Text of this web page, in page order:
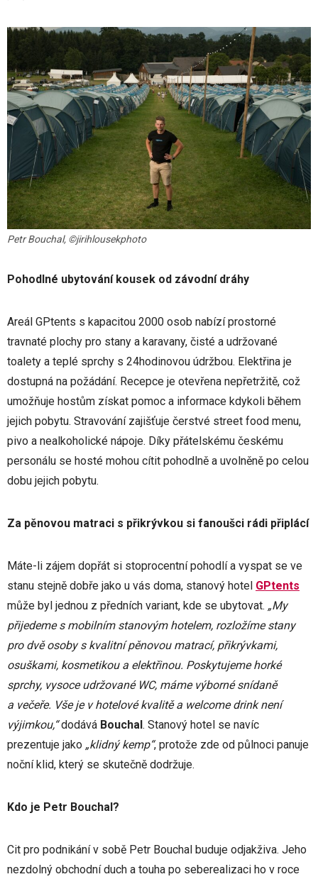
Petr Bouchal, ©jirihlousekphoto
Pohodlné ubytování kousek od závodní dráhy
Areál GPtents s kapacitou 2000 osob nabízí prostorné
travnaté plochy pro stany a karavany, čisté a udržované
toalety a teplé sprchy s 24hodinovou údržbou. Elektřina je
dostupná na požádání. Recepce je otevřena nepřetržitě, což
umožňuje hostům získat pomoc a informace kdykoli během
jejich pobytu. Stravování zajišťuje čerstvé street food menu,
pivo a nealkoholické nápoje. Díky přátelskému českému
personálu se hosté mohou cítit pohodlně a uvolněně po celou
dobu jejich pobytu.
Za pěnovou matraci s přikrývkou si fanoušci rádi připlácí
Máte-li zájem dopřát si stoprocentní pohodlí a vyspat se ve
stanu stejně dobře jako u vás doma, stanový hotel GPtents
může byl jednou z předních variant, kde se ubytovat. „My
přijedeme s mobilním stanovým hotelem, rozložíme stany
pro dvě osoby s kvalitní pěnovou matrací, přikrývkami,
osuškami, kosmetikou a elektřinou. Poskytujeme horké
sprchy, vysoce udržované WC, máme výborné snídaně
a večeře. Vše je v hotelové kvalitě a welcome drink není
výjimkou,“dodává Bouchal . Stanový hotel se navíc
prezentuje jako „klidný kemp“, protože zde od půlnoci panuje
noční klid, který se skutečně dodržuje.
Kdo je Petr Bouchal?
Cit pro podnikání v sobě Petr Bouchal buduje odjakživa. Jeho
nezdolný obchodní duch a touha po seberealizaci ho v roce